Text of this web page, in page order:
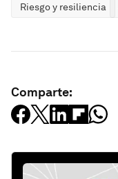
Riesgo y resiliencia
Comparte: